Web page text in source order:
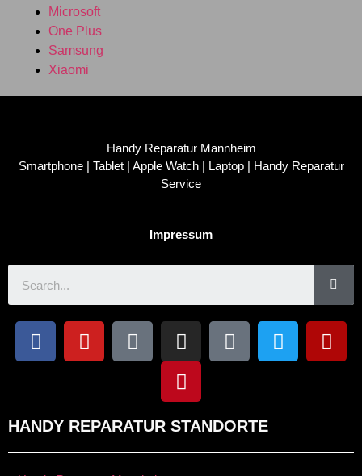
Microsoft
One Plus
Samsung
Xiaomi
Handy Reparatur Mannheim
Smartphone | Tablet | Apple Watch | Laptop | Handy Reparatur
Service
Impressum
HANDY REPARATUR STANDORTE